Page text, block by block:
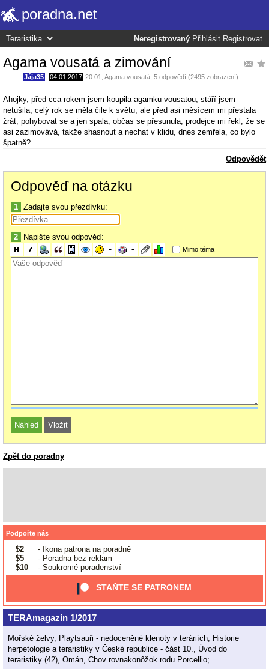
poradna.net
Neregistrovaný Přihlásit Registrovat
Agama vousatá a zimování
Jája35 04.01.2017 20:01 Agama vousatá , 5 odpovědí (2495 zobrazení)
Ahojky, před cca rokem jsem koupila agamku vousatou, stáří jsem
netušila, celý rok se měla čile k světu, ale před asi měsícem mi přestala
žrát, pohybovat se a jen spala, občas se přesunula, prodejce mi řekl, že se
asi zazimovává, takže shasnout a nechat v klidu, dnes zemřela, co bylo
špatně?
Odpovědět
Odpověď na otázku
1 Zadajte svou přezdívku:
2 Napište svou odpověď:
Mimo téma
Zpět do poradny
Podpořte nás
$2
- Ikona patrona na poradně
$5
- Poradna bez reklam
$10
- Soukromé poradenství
STAŇTE SE PATRONEM
TERAmagazín 1/2017
Mořské želvy, Playtsauři - nedoceněné klenoty v teráriích, Historie
herpetologie a teraristiky v České republice - část 10., Úvod do
teraristiky (42), Omán, Chov rovnakonôžok rodu Porcellio;